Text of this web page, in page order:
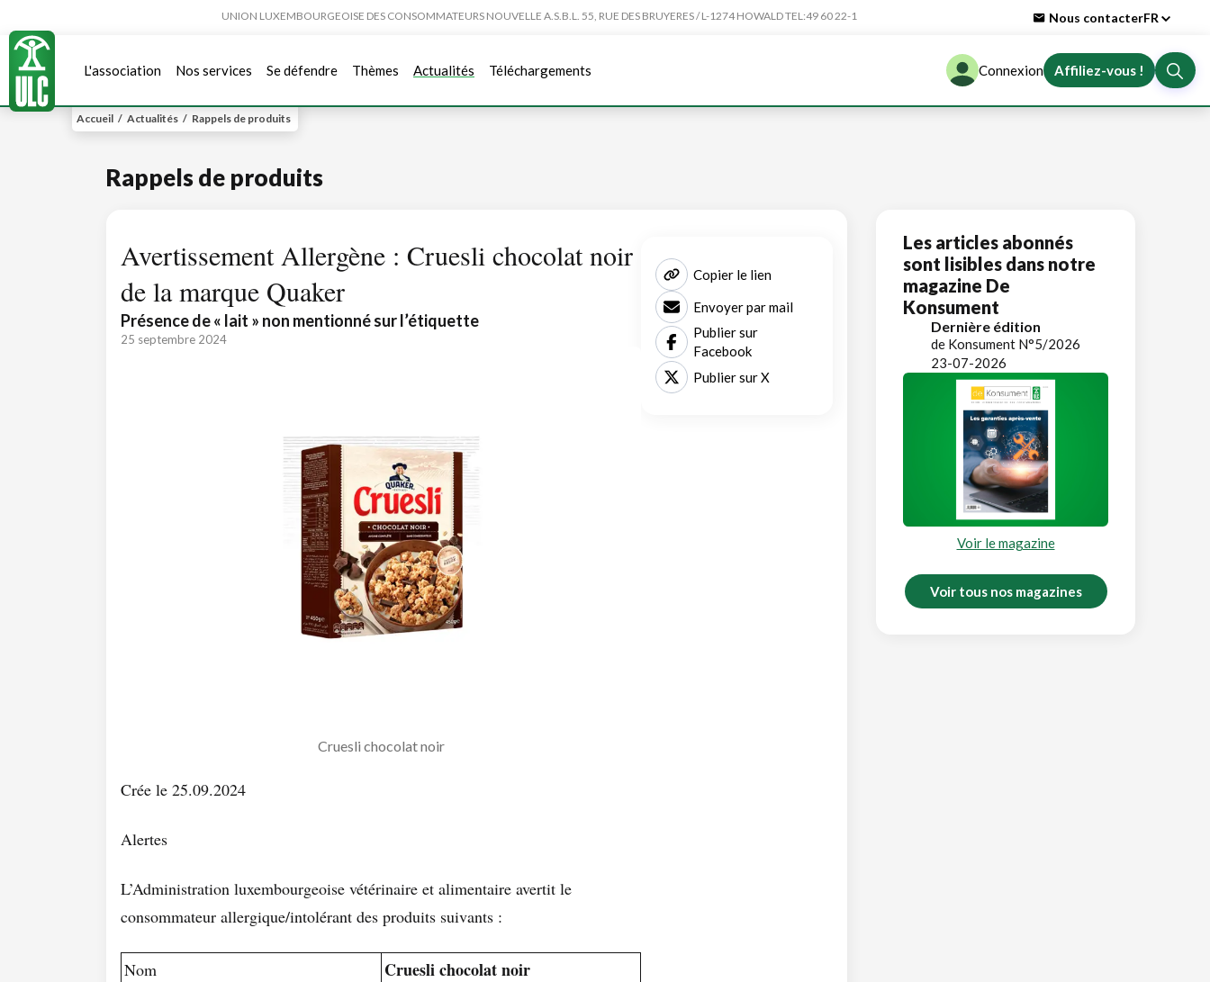
UNION LUXEMBOURGEOISE DES CONSOMMATEURS NOUVELLE A.S.B.L. 55, RUE DES BRUYERES / L-1274 HOWALD TEL:49 60 22-1 Nous contacterFR
L'association Nos services Se défendre Thèmes Actualités Téléchargements Connexion Affiliez-vous !
Accueil / Actualités / Rappels de produits
Rappels de produits
Avertissement Allergène : Cruesli chocolat noir
de la marque Quaker
Présence de « lait » non mentionné sur l’étiquette
25 septembre 2024
Cruesli chocolat noir
Crée le 25.09.2024
Alertes
L’Administration luxembourgeoise vétérinaire et alimentaire avertit le
consommateur allergique/intolérant des produits suivants :
Nom Cruesli chocolat noir
Copier le lien
Envoyer par mail
Publier sur
Facebook
Publier sur X
Les articles abonnés
sont lisibles dans notre
magazine De
Konsument
Dernière édition
de Konsument N°5/2026
23-07-2026
Voir le magazine
Voir tous nos magazines